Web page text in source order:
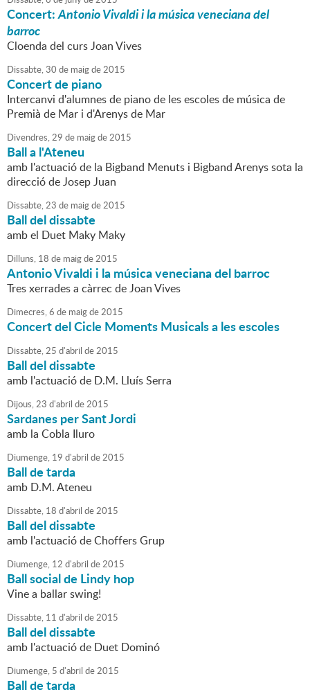
Concert:Antonio Vivaldi i la música veneciana del
barroc
Cloenda del curs Joan Vives
Dissabte,30 de maigde2015
Concert de piano
Intercanvi d'alumnes de piano de les escoles de música de
Premià de Mar i d'Arenys de Mar
Divendres,29 de maigde2015
Ball a l'Ateneu
amb l'actuació de la Bigband Menuts i Bigband Arenys sota la
direcció de Josep Juan
Dissabte,23 de maigde2015
Ball del dissabte
amb el Duet Maky Maky
Dilluns, 18 de maigde2015
Antonio Vivaldi i la música veneciana del barroc
Tres xerrades a càrrec de Joan Vives
Dimecres,6 de maigde2015
Concert del Cicle Moments Musicals a les escoles
Dissabte,25 d'abril de2015
Ball del dissabte
amb l'actuació de D.M. Lluís Serra
Dijous,23 d'abril de2015
Sardanes per Sant Jordi
amb la Cobla Iluro
Diumenge, 19 d'abril de2015
Ball de tarda
amb D.M. Ateneu
Dissabte, 18 d'abril de2015
Ball del dissabte
amb l'actuació de Choffers Grup
Diumenge, 12 d'abril de2015
Ball social de Lindy hop
Vine a ballar swing!
Dissabte, 11 d'abril de2015
Ball del dissabte
amb l'actuació de Duet Dominó
Diumenge, 5 d'abril de2015
Ball de tarda